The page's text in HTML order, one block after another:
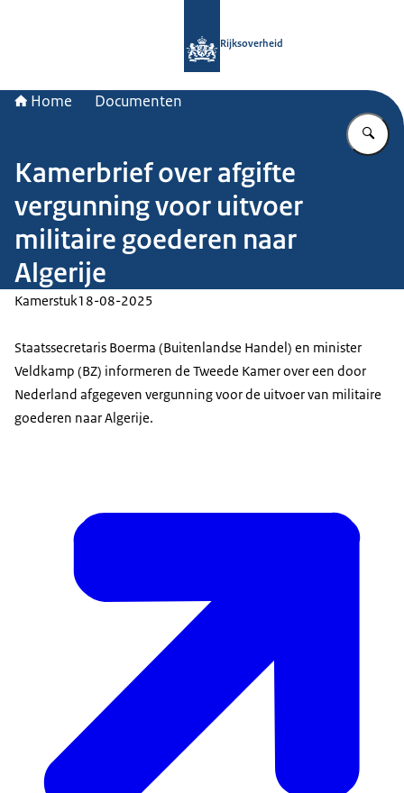
Rijksoverheid
Home Documenten
Kamerbrief over afgifte
vergunning voor uitvoer
militaire goederen naar
Algerije
Kamerstuk18-08-2025
Staatssecretaris Boerma (Buitenlandse Handel) en minister
Veldkamp (BZ) informeren de Tweede Kamer over een door
Nederland afgegeven vergunning voor de uitvoer van militaire
goederen naar Algerije.